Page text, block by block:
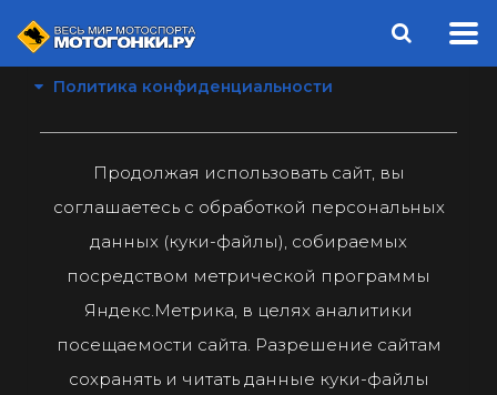
Политика конфиденциальности
Продолжая использовать сайт, вы
соглашаетесь с обработкой персональных
данных (куки-файлы), собираемых
посредством метрической программы
Яндекс.Метрика, в целях аналитики
посещаемости сайта. Разрешение сайтам
сохранять и читать данные куки-файлы